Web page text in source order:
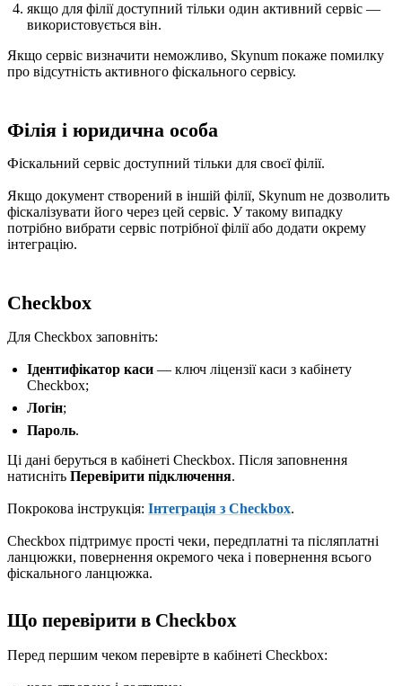
якщо для філії доступний тільки один активний сервіс —
використовується він.
Якщо сервіс визначити неможливо, Skynum покаже помилку
про відсутність активного фіскального сервісу.
Філія і юридична особа
Фіскальний сервіс доступний тільки для своєї філії.
Якщо документ створений в іншій філії, Skynum не дозволить
фіскалізувати його через цей сервіс. У такому випадку
потрібно вибрати сервіс потрібної філії або додати окрему
інтеграцію.
Checkbox
Для Checkbox заповніть:
Ідентифікатор каси— ключ ліцензії каси з кабінету
Checkbox;
Логін;
Пароль.
Ці дані беруться в кабінеті Checkbox. Після заповнення
натисніть Перевірити підключення.
Покрокова інструкція: Інтеграція з Checkbox.
Checkbox підтримує прості чеки, передплатні та післяплатні
ланцюжки, повернення окремого чека і повернення всього
фіскального ланцюжка.
Що перевірити в Checkbox
Перед першим чеком перевірте в кабінеті Checkbox: